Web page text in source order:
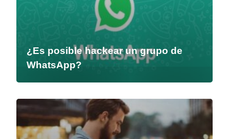
¿Es posible hackear un grupo de
WhatsApp?